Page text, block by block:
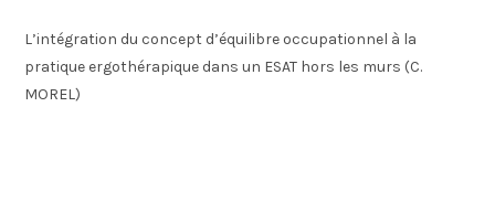
L’intégration du concept d’équilibre occupationnel à la
pratique ergothérapique dans un ESAT hors les murs (C.
MOREL)